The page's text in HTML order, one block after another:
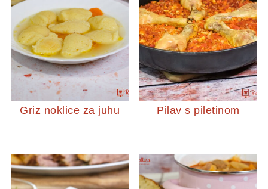
Griz noklice za juhu Pilav s piletinom